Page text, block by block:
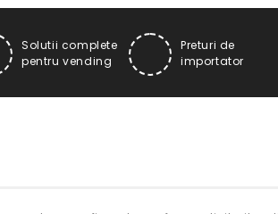
Solutii complete
pentru vending
Preturi de
importator